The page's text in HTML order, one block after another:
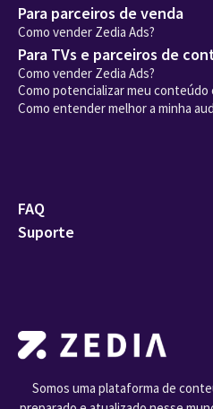
Somos uma plataforma de
Para parceiros de venda
Como vender Zedia Ads?
Para TVs e parceiros de
Como vender Zedia Ads?
Como potencializar meu conteúdo
Como entender melhor a minha
FAQ
Suporte